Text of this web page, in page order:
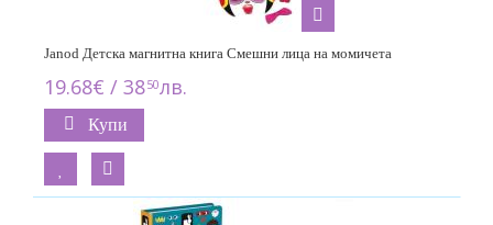
Janod Детска магнитна книга Смешни лица на момичета
19.68€ / 3850лв.
Купи